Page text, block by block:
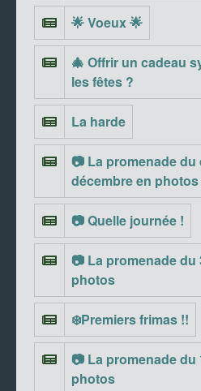
🌟 Voeux 🌟
🎄 Offrir un cadeau
les fêtes ?
La harde
📷 La promenade
décembre en photos
📷 Quelle journée !
📷 La promenade
photos
❄️Premiers frimas !!
📷 La promenade
photos